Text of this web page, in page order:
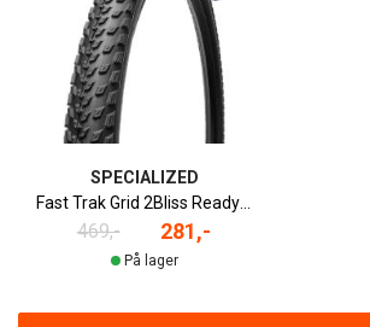
SPECIALIZED
469,- 281,-
På lager